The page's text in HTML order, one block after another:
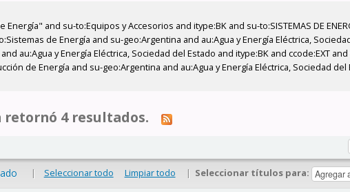
and su-to:Equipos y Accesorios and itype:BK and su-to:SISTEMAS DE
de Energía and su-geo:Argentina and au:Agua y Energía Eléctrica,
au:Agua y Energía Eléctrica, Sociedad del Estado and itype:BK and ccode:EXT
de Energía and su-geo:Argentina and au:Agua y Energía Eléctrica, Sociedad
retornó 4 resultados.
| Seleccionar todo Limpiar todo | Seleccionar títulos para: